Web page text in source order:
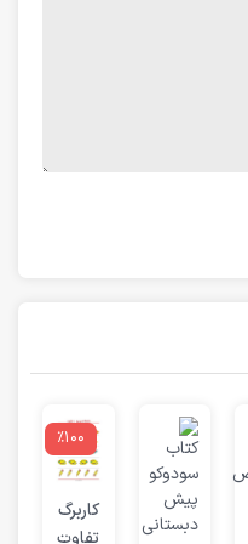
٪100
کاربرگ
تفاوت